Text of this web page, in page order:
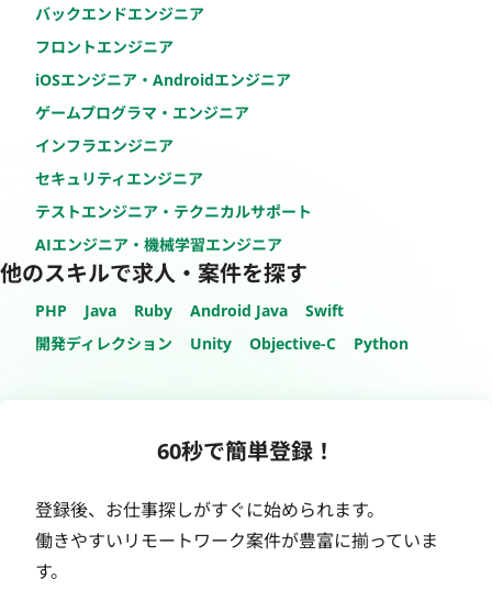
バックエンドエンジニア
フロントエンジニア
iOSエンジニア・Androidエンジニア
ゲームプログラマ・エンジニア
インフラエンジニア
セキュリティエンジニア
テストエンジニア・テクニカルサポート
AIエンジニア・機械学習エンジニア
他のスキルで求人・案件を探す
PHP Java Ruby Android Java
Swift
開発ディレクション
Unity Objective-C Python
60秒で簡単登録！
登録後、お仕事探しがすぐに始められます。
働きやすいリモートワーク案件が豊富に揃っていま
す。